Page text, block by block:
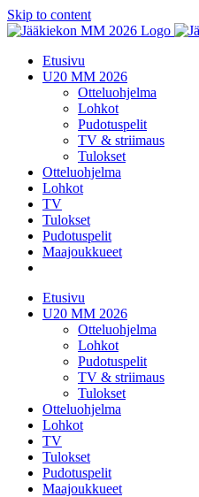
Skip to content
Etusivu
U20 MM 2026
Otteluohjelma
Lohkot
Pudotuspelit
TV & striimaus
Tulokset
Otteluohjelma
Lohkot
TV
Tulokset
Pudotuspelit
Maajoukkueet
Etusivu
U20 MM 2026
Otteluohjelma
Lohkot
Pudotuspelit
TV & striimaus
Tulokset
Otteluohjelma
Lohkot
TV
Tulokset
Pudotuspelit
Maajoukkueet